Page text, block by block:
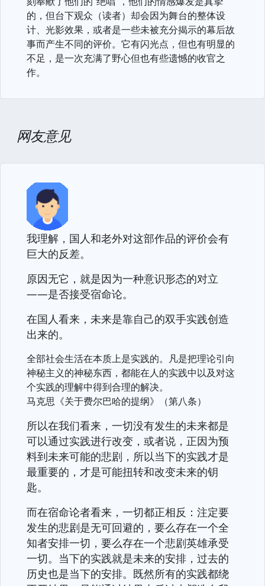
的，但台下观众（读者）却会因为舞台的整体设
计、光影效果，或者是一些未被充分揭示的幕后故
事而产生不同的评价。它有闪光点，但也有明显的
不足，是一次充满了野心但也有些遗憾的收官之
作。
网友意见
我理解，国人和老外对这部作品的评价会有
巨大的反差。
原因无它，就是因为一种意识形态的对立
——是否接受宿命论。
在国人看来，未来是靠自己的双手实践创造
出来的。
全部社会生活在本质上是实践的。凡是把理论引向
神秘主义的神秘东西，都能在人的实践中以及对这
个实践的理解中得到合理的解决。
马克思《关于费尔巴哈的提纲》（第八条）
所以在我们看来，一切没有发生的未来都是
可以通过实践进行改变，或者说，正因为预
料到未来可能的悲剧，所以当下的实践才是
最重要的，才是可能扭转和改变未来的钥
匙。
而在宿命论者看来，一切都正相反：注定要
发生的悲剧是无可回避的，要么存在一个全
知者安排一切，要么存在一个悲剧英雄承受
一切。当下的实践就是未来的安排，过去的
历史也是当下的安排。既然所有的实践都绕